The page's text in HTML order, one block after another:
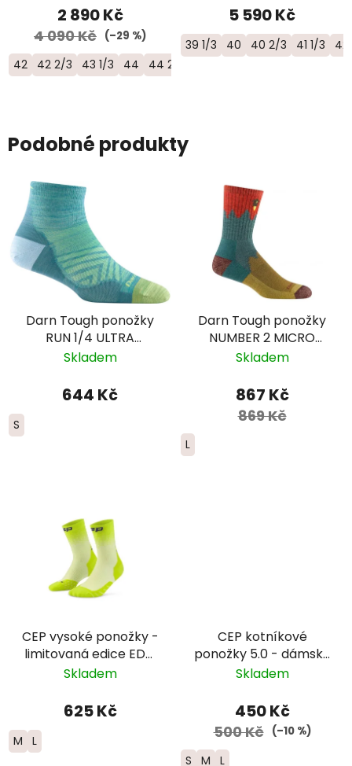
2 890 Kč
4 090 Kč (–29 %)
42 42 2/3 43 1/3 44 44 2/3
L49190100
5 590 Kč
39 1/3 40 40 2/3 41 1/3 42
Podobné produkty
Darn Tough ponožky
RUN 1/4 ULTRA
Lightweight Merino -
Skladem
644 Kč
S
Darn Tough ponožky
NUMBER 2 MICRO
CREW Midweight
červené/modré/žluté
Skladem
867 Kč
869 Kč
L
CEP vysoké ponožky -
limitovaná edice EDT.
FADE - dámské -
Skladem
625 Kč
M L
CEP kotníkové
ponožky 5.0 - dámské
– modrá
Skladem
450 Kč
500 Kč (–10 %)
S M L